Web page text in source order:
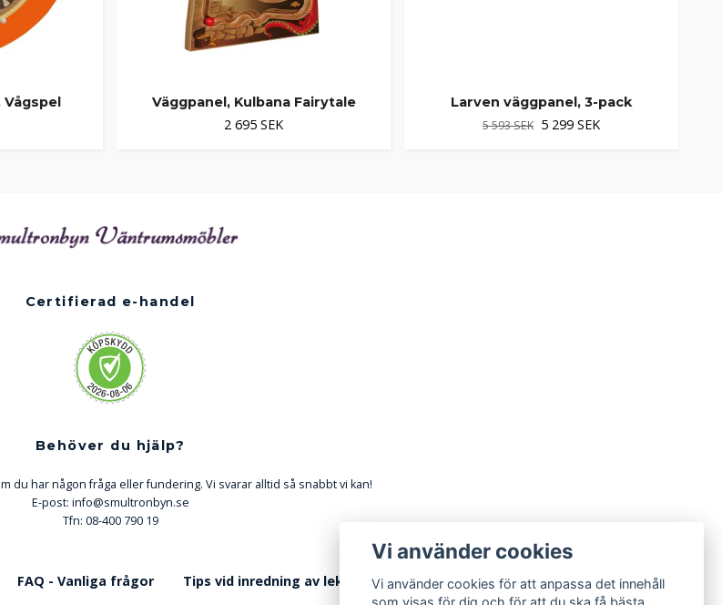
Vågspel Väggpanel, Kulbana Fairytale
2 695 SEK
Larven väggpanel, 3-pack
5 593 SEK 5 299 SEK
Certifierad e-handel
Behöver du hjälp?
du har någon fråga eller fundering. Vi svarar alltid så snabbt vi kan!
E-post: info@smultronbyn.se
Tfn: 08-400 790 19
FAQ - Vanliga frågor Tips vid inredning av lekhörna
Vi använder cookies
Vi använder cookies för att anpassa det innehåll